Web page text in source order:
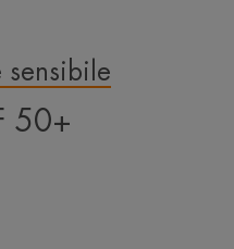
sensibile
50+